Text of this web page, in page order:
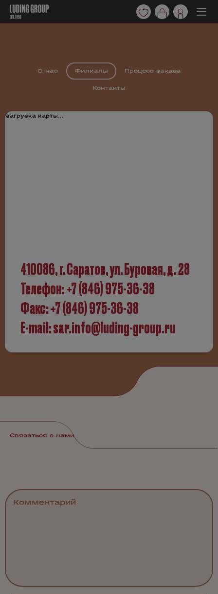
О нас Филиалы Процесс заказа
Контакты
загрузка карты...
410086, г. Саратов, ул. Буровая, д. 28
Телефон:+7 (846) 975-36-38
Факс: +7 (846) 975-36-38
E-mail:sar.info@luding-group.ru
Связаться с нами